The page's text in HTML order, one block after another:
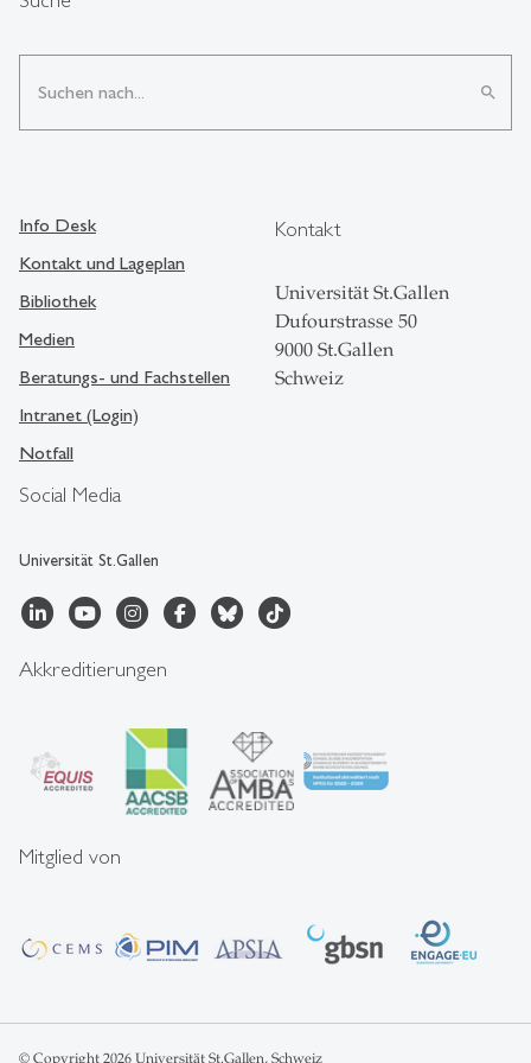
search
Social Media
Universität St.Gallen
Info Desk
Kontakt und Lageplan
Bibliothek
Medien
Beratungs- und Fachstellen
Intranet (Login)
Notfall
Kontakt
Universität St.Gallen
Dufourstrasse 50
9000 St.Gallen
Schweiz
Akkreditierungen
Mitglied von
© Copyright 2026 Universität St.Gallen, Schweiz